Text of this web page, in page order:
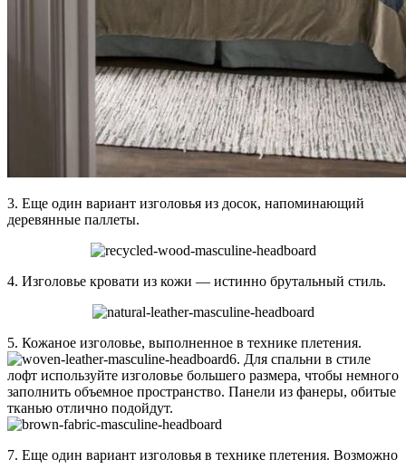
3. Еще один вариант изголовья из досок, напоминающий
деревянные паллеты.
4. Изголовье кровати из кожи — истинно брутальный стиль.
5. Кожаное изголовье, выполненное в технике плетения.
6. Для спальни в стиле
лофт используйте изголовье большего размера, чтобы немного
заполнить объемное пространство. Панели из фанеры, обитые
тканью отлично подойдут.
7. Еще один вариант изголовья в технике плетения. Возможно